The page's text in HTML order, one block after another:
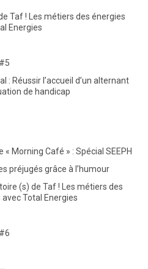
Taf ! Les métiers des énergies
Energies
: Réussir l’accueil d’un alternant
de handicap
Morning Café » : Spécial SEEPH
préjugés grâce à l’humour
(s) de Taf ! Les métiers des
Total Energies